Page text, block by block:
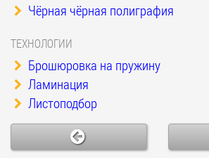
Чёрная чёрная полиграфия
ТЕХНОЛОГИИ
Брошюровка на пружину
Ламинация
Листоподбор